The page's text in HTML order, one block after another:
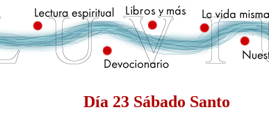
Día 23 Sábado Santo